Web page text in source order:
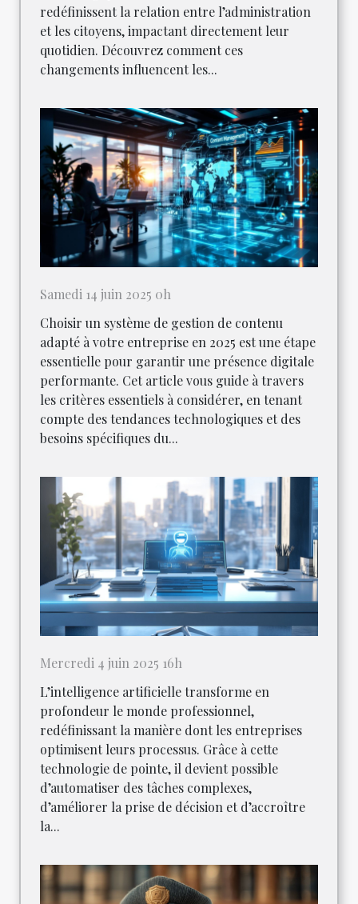
redéfinissent la relation entre l’administration
et les citoyens, impactant directement leur
quotidien. Découvrez comment ces
changements influencent les...
Samedi 14 juin 2025 0h
Choisir un système de gestion de contenu
adapté à votre entreprise en 2025 est une étape
essentielle pour garantir une présence digitale
performante. Cet article vous guide à travers
les critères essentiels à considérer, en tenant
compte des tendances technologiques et des
besoins spécifiques du...
Mercredi 4 juin 2025 16h
L’intelligence artificielle transforme en
profondeur le monde professionnel,
redéfinissant la manière dont les entreprises
optimisent leurs processus. Grâce à cette
technologie de pointe, il devient possible
d’automatiser des tâches complexes,
d’améliorer la prise de décision et d’accroître
la...